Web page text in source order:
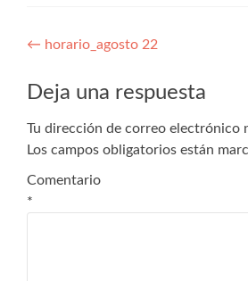
← horario_agosto 22
Deja una respuesta
Tu dirección de correo electrónico
Los campos obligatorios están
Comentario
*